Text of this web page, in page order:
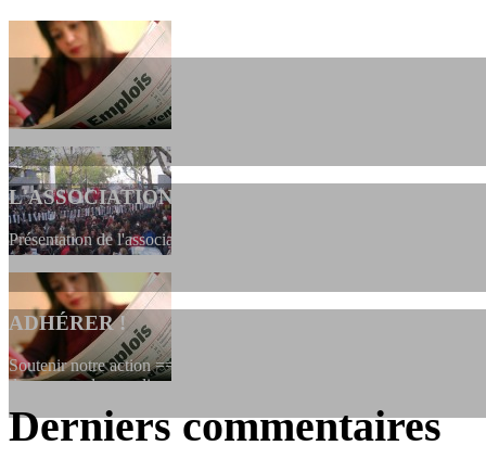
L'ASSOCIATION
Présentation de l'association et de sa charte qui encadre nos actions
ADHÉRER !
Soutenir notre action ==> Si vous souhaitez adhérer à
dessous, en le remplissant et en...
Derniers commentaires